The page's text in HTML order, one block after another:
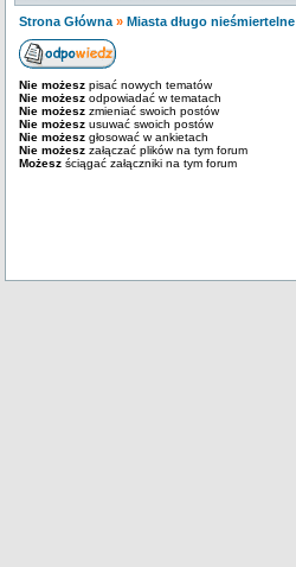
Strona Główna » Miasta długo nieśmiertelne
Nie możesz pisać nowych tematów
Nie możesz odpowiadać w tematach
Nie możesz zmieniać swoich postów
Nie możesz usuwać swoich postów
Nie możesz głosować w ankietach
Nie możesz załączać plików na tym forum
Możesz ściągać załączniki na tym forum